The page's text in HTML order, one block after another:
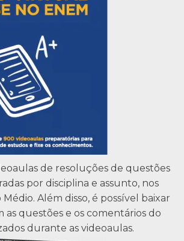
de resoluções de questões
por disciplina e assunto, nos
Médio. Além disso, é possível baixar
as questões e os comentários do
durante as videoaulas.